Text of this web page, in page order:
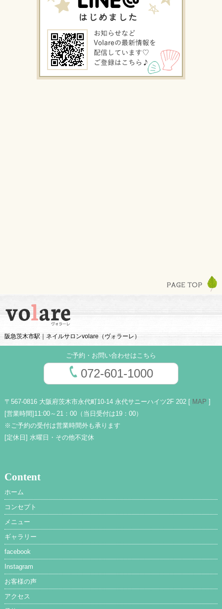
阪急茨木市駅｜ネイルサロンvolare（ヴォラーレ）
ご予約・お問い合わせはこちら
072-601-1000
〒567-0816 大阪府茨木市永代町10-14 永代サニーハイツ2F 202 [ MAP ]
[営業時間] 11:00～21：00（当日受付は19：00）
※ご予約の受付は営業時間外も承ります
[定休日] 水曜日・その他不定休
Content
ホーム
コンセプト
メニュー
ギャラリー
facebook
Instagram
お客様の声
アクセス